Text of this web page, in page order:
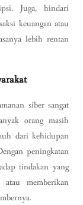
Juga, hindari
keuangan atau
lebih rentan
siber sangat
orang masih
dari kehidupan
peningkatan
tindakan yang
memberikan